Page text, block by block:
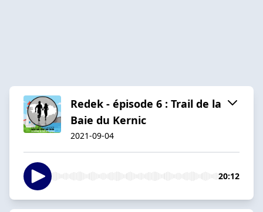
Redek - épisode 6 : Trail de la
Baie du Kernic
2021-09-04
20:12